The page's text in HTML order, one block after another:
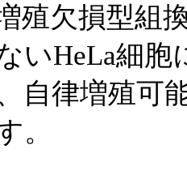
殖欠損型組
いHeLa細
自律増殖可
。